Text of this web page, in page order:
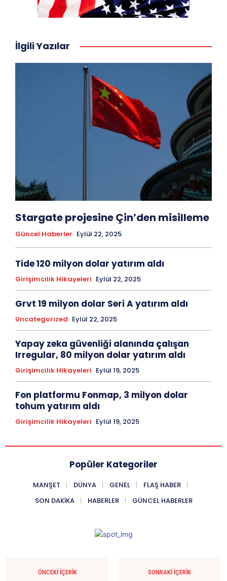
İlgili Yazılar
Stargate projesine Çin’den misilleme
Güncel Haberler Eylül 22, 2025
Tide 120 milyon dolar yatırım aldı
Girişimcilik Hikayeleri Eylül 22, 2025
Grvt 19 milyon dolar Seri A yatırım aldı
Uncategorized Eylül 22, 2025
Yapay zeka güvenliği alanında çalışan
Irregular, 80 milyon dolar yatırım aldı
Girişimcilik Hikayeleri Eylül 19, 2025
Fon platformu Fonmap, 3 milyon dolar
tohum yatırım aldı
Girişimcilik Hikayeleri Eylül 19, 2025
Popüler Kategoriler
MANŞET DÜNYA GENEL
FLAŞ HABER
SON DAKIKA
HABERLER GÜNCEL HABERLER
ÖNCEKI İÇERIK SONRAKI İÇERIK